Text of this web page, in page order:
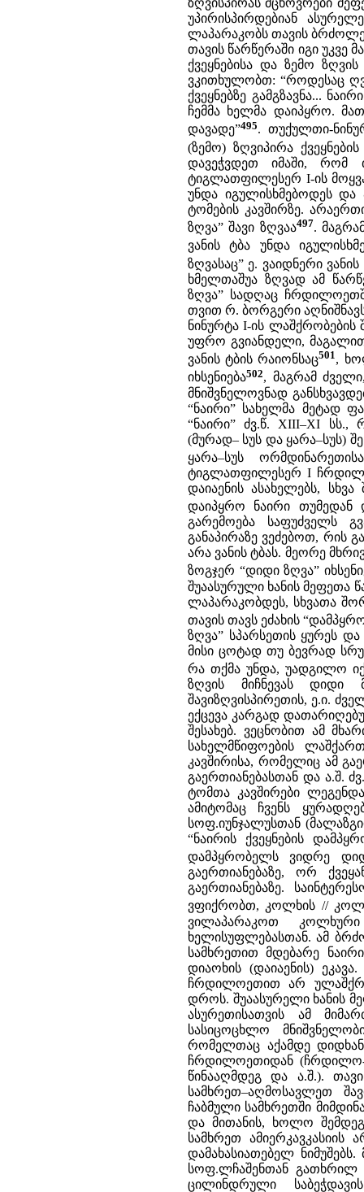
ზღვისპირას მცხოვრები
უპირისპირდებიან
ლაპარაკობს თავის
თავის წარწერაში იგი უკვე
ქვეყნებისა და ზემო
ვკითხულობთ: “როდესაც
ქვეყნებზე გამგზავნა...
ჩემმა ხელმა დაიპყრო.
დავადე”495. თუქულთი-
(ზემო) ზღვიპირა
დავეჭვდეთ იმაში, რომ
ტიგლათფილესერ I-ის
უნდა იგულისხმებოდეს და
ტომების კავშირზე.
ზღვა” შავი ზღვაა497.
ვანის ტბა უნდა
ზღვასაც” ე. ვაიდნერი
ხმელთაშუა ზღვად ამ
ზღვა” სადღაც
თვით რ. ბორგერი
ნინურტა I-ის ლაშქრობების
უფრო გვიანდელი,
ვანის ტბის რაიონსაც501 ,
იხსენიება502, მაგრამ
მნიშვნელოვნად
“ნაირი” სახელმა მეტად
“ნაირი” ძვ.წ. XIII–XI
(მურად– სუს და ყარა–სუს)
ყარა–სუს
ტიგლათფილესერ I
დაიაენის ასახელებს,
დაიპყრო ნაირი თუმედან
გარემოება საფუძველს
განაპირაზე ვეძებოთ, რის
არა ვანის ტბას. მეორე
ზოგჯერ “დიდი ზღვა”
შუაასურული ხანის მეფეთა
ლაპარაკობდეს, სხვათა
თავის თავს ეძახის
ზღვა” სპარსეთის ყურეს
მისი ცოტად თუ ბევრად
რა თქმა უნდა, უადგილო
ზღვის მიჩნევას დიდი
შავიზღვისპირეთის, ე.ი.
ექცევა კარგად
შესახებ. ვეცნობით ამ
სახელმწიფოების
კავშირისა, რომელიც ამ
გაერთიანებასთან და ა.შ.
ტომთა კავშირები
ამიტომაც ჩვენს
სოფ.იუნჯალუსთან
“ნაირის ქვეყნების
დამპყრობელს ვიდრე
გაერთიანებაზე, ორ
გაერთიანებაზე.
ვფიქრობთ, კოლხის //
ვილაპარაკოთ
ხელისუფლებასთან. ამ
სამხრეთით მდებარე
დიაოხის (დაიაენის)
ჩრდილოეთით არ
დროს. შუაასურელი ხანის
ასურეთისათვის ამ
სასიცოცხლო
რომელთაც აქამდე
ჩრდილოეთიდან (ჩრდილო-
წინააღმდეგ და ა.შ.).
სამხრეთ–აღმოსავლეთ
ჩაბმული სამხრეთში
და მითანის, ხოლო
სამხრეთ
დამახასიათებელ
სოფ.ლჩაშენთან გათხრილ
ცილინდრული